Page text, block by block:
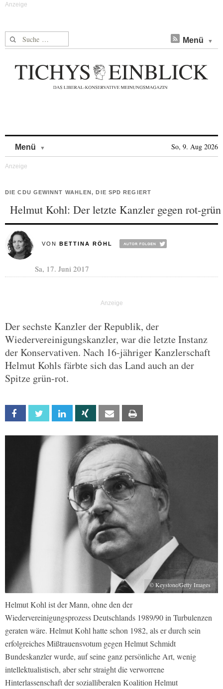
Suche nach: Menü
Menü So, 9. Aug 2026
DIE CDU GEWINNT WAHLEN, DIE SPD REGIERT
Helmut Kohl: Der letzte Kanzler gegen rot-grün
VON BETTINA RÖHL
Sa, 17. Juni 2017
Der sechste Kanzler der Republik, der
Wiedervereinigungskanzler, war die letzte Instanz
der Konservativen. Nach 16-jähriger Kanzlerschaft
Helmut Kohls färbte sich das Land auch an der
Spitze grün-rot.
Facebook Twitter Linkedin Xing Email
© Keystone/Getty Images
Helmut Kohl ist der Mann, ohne den der
Wiedervereinigungsprozess Deutschlands 1989/90 in Turbulenzen
geraten wäre. Helmut Kohl hatte schon 1982, als er durch sein
erfolgreiches Mißtrauensvotum gegen Helmut Schmidt
Bundeskanzler wurde, auf seine ganz persönliche Art, wenig
intellektualistisch, aber sehr straight die verworrene
Hinterlassenschaft der sozialliberalen Koalition Helmut